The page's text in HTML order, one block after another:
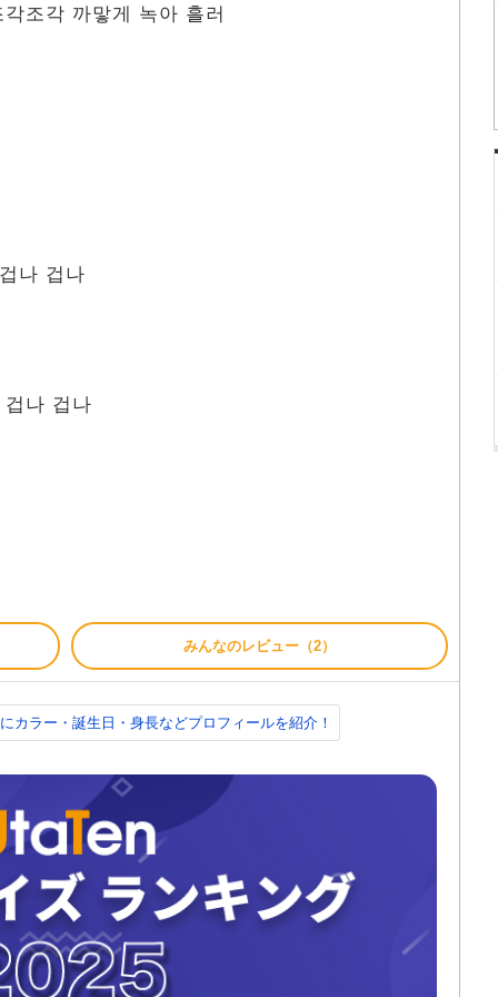
조각 까맣게 녹아 흘러
나 겁나
나 겁나
みんなのレビュー（2）
カラー・誕生日・身長などプロフィールを紹介！